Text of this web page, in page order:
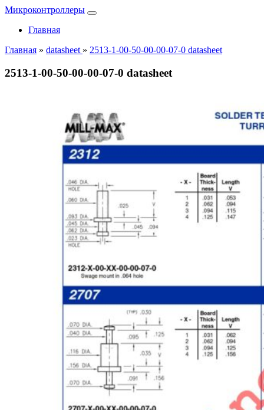
Микроконтроллеры
Главная
Главная » datasheet » 2513-1-00-50-00-00-07-0 datasheet
2513-1-00-50-00-00-07-0 datasheet